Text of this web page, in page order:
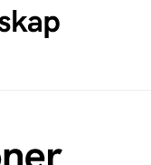
att bli en
eller